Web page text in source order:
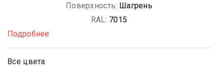
Поверхность: Шагрень
RAL: 7015
Подробнее
Все цвета